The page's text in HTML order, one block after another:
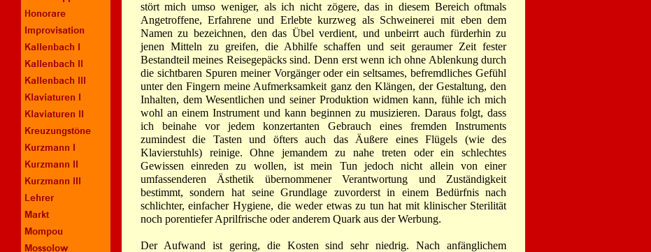
stört mich umso weniger, als ich nicht zögere, das in diesem Bereich oftmals
Angetroffene, Erfahrene und Erlebte kurzweg als Schweinerei mit eben dem
Namen zu bezeichnen, den das Übel verdient, und unbeirrt auch fürderhin zu
jenen Mitteln zu greifen, die Abhilfe schaffen und seit geraumer Zeit fester
Bestandteil meines Reisegepäcks sind. Denn erst wenn ich ohne Ablenkung durch
die sichtbaren Spuren meiner Vorgänger oder ein seltsames, befremdliches Gefühl
unter den Fingern meine Aufmerksamkeit ganz den Klängen, der Gestaltung, den
Inhalten, dem Wesentlichen und seiner Produktion widmen kann, fühle ich mich
wohl an einem Instrument und kann beginnen zu musizieren. Daraus folgt, dass
ich beinahe vor jedem konzertanten Gebrauch eines fremden Instruments
zumindest die Tasten und öfters auch das Äußere eines Flügels (wie des
Klavierstuhls) reinige. Ohne jemandem zu nahe treten oder ein schlechtes
Gewissen einreden zu wollen, ist mein Tun jedoch nicht allein von einer
umfassenderen Ästhetik übernommener Verantwortung und Zuständigkeit
bestimmt, sondern hat seine Grundlage zuvorderst in einem Bedürfnis nach
schlichter, einfacher Hygiene, die weder etwas zu tun hat mit klinischer Sterilität
noch porentiefer Aprilfrische oder anderem Quark aus der Werbung.
Der Aufwand ist gering, die Kosten sind sehr niedrig. Nach anfänglichem